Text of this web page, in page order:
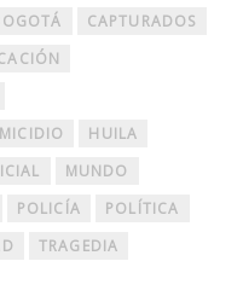
CAPTURADOS
HUILA
MUNDO
POLICÍA
POLÍTICA
TRAGEDIA